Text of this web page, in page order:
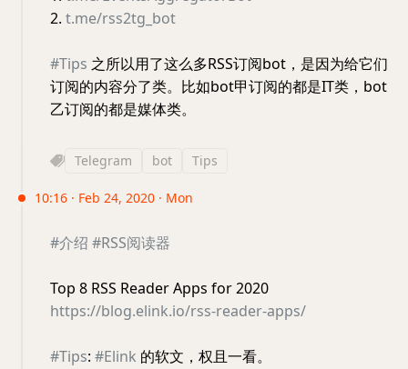
2. t.me/rss2tg_bot
#Tips 之所以用了这么多RSS订阅bot，是因为给它们
订阅的内容分了类。比如bot甲订阅的都是IT类，bot
乙订阅的都是媒体类。
Telegram bot Tips
10:16 · Feb 24, 2020 · Mon
#介绍 #RSS阅读器
Top 8 RSS Reader Apps for 2020
https://blog.elink.io/rss-reader-apps/
#Tips: #Elink 的软文，权且一看。